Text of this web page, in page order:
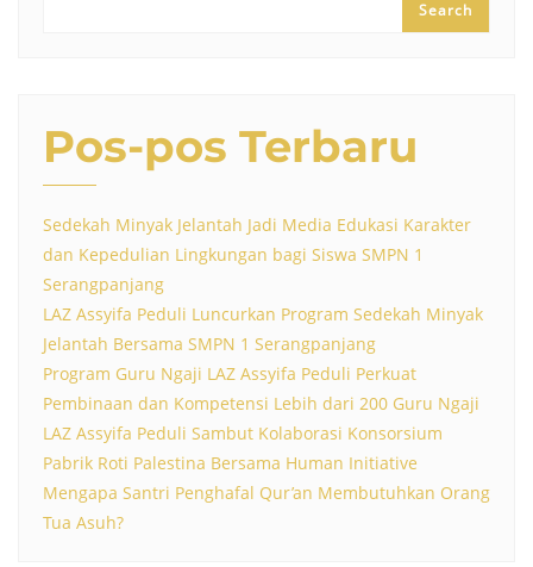
Search
Pos-pos Terbaru
Sedekah Minyak Jelantah Jadi Media Edukasi Karakter
dan Kepedulian Lingkungan bagi Siswa SMPN 1
Serangpanjang
LAZ Assyifa Peduli Luncurkan Program Sedekah Minyak
Jelantah Bersama SMPN 1 Serangpanjang
Program Guru Ngaji LAZ Assyifa Peduli Perkuat
Pembinaan dan Kompetensi Lebih dari 200 Guru Ngaji
LAZ Assyifa Peduli Sambut Kolaborasi Konsorsium
Pabrik Roti Palestina Bersama Human Initiative
Mengapa Santri Penghafal Qur’an Membutuhkan Orang
Tua Asuh?